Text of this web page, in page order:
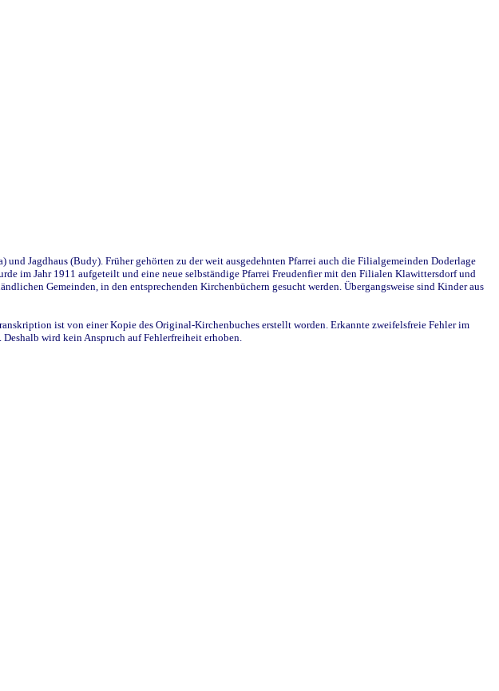
Jagdhaus (Budy). Früher gehörten zu der weit ausgedehnten Pfarrei auch die Filialgemeinden Doderlage
im Jahr 1911 aufgeteilt und eine neue selbständige Pfarrei Freudenfier mit den Filialen Klawittersdorf und
Gemeinden, in den entsprechenden Kirchenbüchern gesucht werden. Übergangsweise sind Kinder aus
ist von einer Kopie des Original-Kirchenbuches erstellt worden. Erkannte zweifelsfreie Fehler im
wird kein Anspruch auf Fehlerfreiheit erhoben.